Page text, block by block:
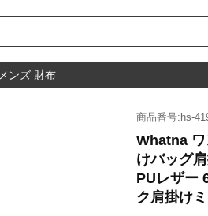
メンズ 財布
商品番号:hs-
Whatna ワ
けバッグ
PUレザー
ク肩掛け